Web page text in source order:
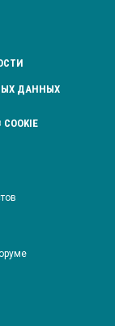
ДАННЫХ